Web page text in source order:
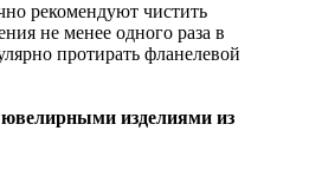
рекомендуют чистить
не менее одного раза в
протирать фланелевой
ювелирными изделиями из